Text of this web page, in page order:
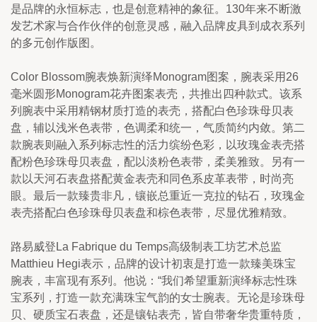
是品牌的永恒标志，也是创意精神的象征。130年来不断激
发艺术家与合作伙伴的创意灵感，融入品牌皮具到成衣系列
的多元创作版图。
Color Blossom腕表焕新演绎Monogram图案，腕表采用26
毫米圆形Monogram花卉图案表壳，共推出四种款式。该系
列腕表中采用精钢材质打造的表壳，搭配白色珍珠母贝表
盘，辅以浅米色表带，色调柔和统一，气质简约内敛。第二
款腕表则融入系列标志性的活力缤纷色彩，以玫瑰金表壳搭
配粉色珍珠母贝表盘，配以淡粉色表带，柔美雅致。另有一
款以天河石表盘搭配黄金表壳和同色系皮革表带，时尚亮
眼。最后一款臻贵非凡，镶嵌总重近一克拉的钻石，玫瑰金
表壳搭配白色珍珠母贝表盘和棕色表带，尽显优雅精致。
路易威登La Fabrique du Temps高级制表工坊艺术总监
Matthieu Hegi表示，品牌的设计初衷是打造一款臻美珠宝
腕表，丰富现有系列。他说：“我们希望重新演绎标志性珠
宝系列，打造一款充满珠宝气韵的女士腕表。无论是珍珠母
贝、硬质宝石表盘，还是镶钻表壳，皆自带奢华贵重特质，